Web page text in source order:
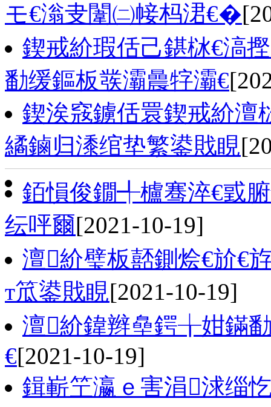
モ€滃叏闈㈡帹杩涒€�
鍥戒紒瑕佸己鍖栤€滈
勫缓鏂板彂灞曟牸灞€
鍥涘窛鐪佸睘鍥戒紒澶
繘鏀归潻绾垫繁鍙戝睍
銆愪俊鐗╃櫨骞淬€戜
纭呯爾[2021-10-19]
澶紒璧板嚭鍘烩€斺€
т笟鍙戝睍[2021-10-19]
澶紒鍏辫皨鍔╁姏鏋
€[2021-10-19]
鍓嶄笁瀛ｅ害涓浗缁